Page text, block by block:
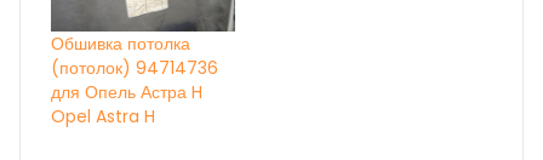
Обшивка потолка
(потолок) 94714736
для Опель Астра H
Opel Astra H